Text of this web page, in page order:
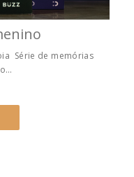
Série de memórias